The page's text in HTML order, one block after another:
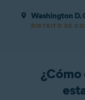
Washington D.
DISTRITO DE
¿Cómo